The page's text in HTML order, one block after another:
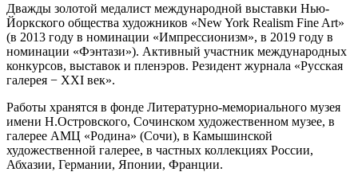
Дважды золотой медалист международной выставки Нью-
Йоркского общества художников «New York Realism Fine Art»
(в 2013 году в номинации «Импрессионизм», в 2019 году в
номинации «Фэнтази»). Активный участник международных
конкурсов, выставок и пленэров. Резидент журнала «Русская
галерея − XXI век».
Работы хранятся в фонде Литературно-мемориального музея
имени Н.Островского, Сочинском художественном музее, в
галерее АМЦ «Родина» (Сочи), в Камышинской
художественной галерее, в частных коллекциях России,
Абхазии, Германии, Японии, Франции.